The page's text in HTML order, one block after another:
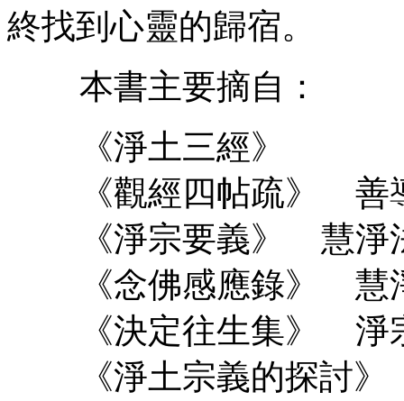
終找到心靈的歸宿。
本書主要摘自：
《淨土三經》
《觀經四帖疏》 善
《淨宗要義》 慧淨
《念佛感應錄》 慧
《決定往生集》 淨
《淨土宗義的探討》